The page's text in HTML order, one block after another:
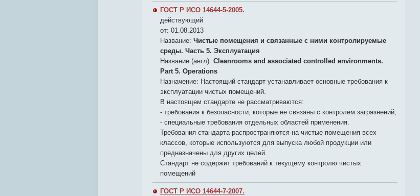
ГОСТ Р ИСО 14644-5-2005.
действующий
от: 01.08.2013
Название: Чистые помещения и связанные с ними контролируемые
среды. Часть 5. Эксплуатация
Название (англ): Cleanrooms and associated controlled environments.
Part 5. Operations
Назначение: Настоящий стандарт устанавливает основные требования к
эксплуатации чистых помещений.
В настоящем стандарте не рассматриваются:
- требования к безопасности, которые не связаны с контролем загрязнений;
- специальные требования отдельных областей применения.
Требования стандарта распространяются на чистые помещения всех
классов, которые используются для выпуска любой продукции или
предназначены для других целей.
Стандарт не содержит требований к текущему контролю чистых
помещений
ГОСТ Р ИСО 14644-7-2007.